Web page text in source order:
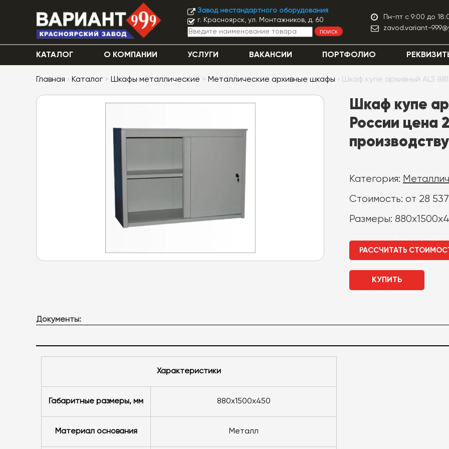
Завод нестандартного оборудования
г. Красноярск, ул. Монтажников, д. 60
ПОИСК
Пн-пт с 9:00 до
zavod.variant-
КАТАЛОГ О КОМПАНИИ УСЛУГИ ВАКАНСИИ ПОРТФОЛИО
Главная › Каталог > Шкафы металлические > Металлические архивные шкафы › Шкаф купе архивный ALS
Шкаф купе
России цена
Категория:
Стоимость: от 28
Размеры:
РАССЧИТАТЬ
КУПИТЬ
Документы:
Характеристики
Габаритные размеры, мм 880х1500х450
Материал основания металл